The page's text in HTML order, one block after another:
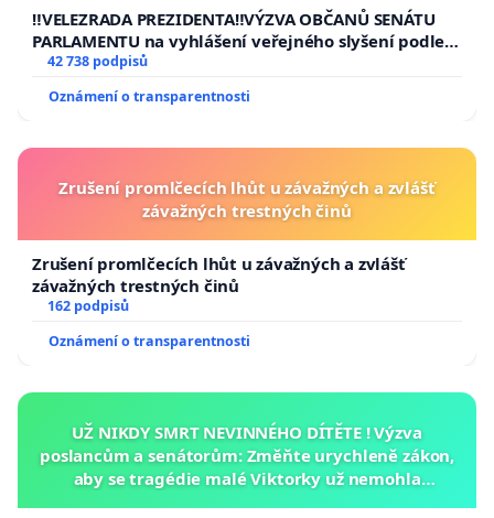
republiky
‼️VELEZRADA PREZIDENTA‼️VÝZVA OBČANŮ SENÁTU
PARLAMENTU na vyhlášení veřejného slyšení podle §
144 jednacího řádu Senátu k návrhu na přijetí
republiky
42 738 podpisů
Oznámení o transparentnosti
Zrušení promlčecích lhůt u závažných a zvlášť
závažných trestných činů
Zrušení promlčecích lhůt u závažných a zvlášť
závažných trestných činů
162 podpisů
Oznámení o transparentnosti
UŽ NIKDY SMRT NEVINNÉHO DÍTĚTE ! Výzva
poslancům a senátorům: Změňte urychleně zákon,
aby se tragédie malé Viktorky už nemohla